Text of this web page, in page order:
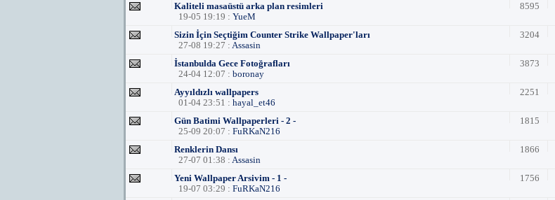
Kaliteli masaüstü arka plan resimleri
19-05 19:19 : YueM
8595
Sizin İçin Seçtiğim Counter Strike Wallpaper'ları
27-08 19:27 : Assasin
3204
İstanbulda Gece Fotoğrafları
24-04 12:07 : boronay
3873
Ayyıldızlı wallpapers
01-04 23:51 : hayal_et46
2251
Gün Batimi Wallpaperleri - 2 -
25-09 20:07 : FuRKaN216
1815
Renklerin Dansı
27-07 01:38 : Assasin
1866
Yeni Wallpaper Arsivim - 1 -
19-07 03:29 : FuRKaN216
1756